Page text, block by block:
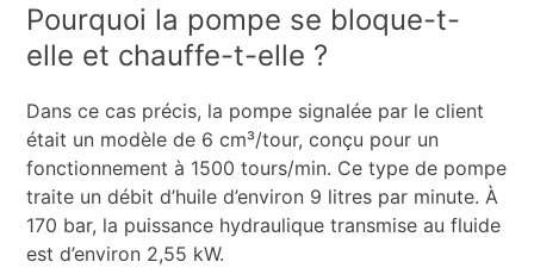
Pourquoi la pompe se bloque-t-
elle et chauffe-t-elle ?
Dans ce cas précis, la pompe signalée par le client
était un modèle de 6 cm³/tour, conçu pour un
fonctionnement à 1500 tours/min. Ce type de pompe
traite un débit d’huile d’environ 9 litres par minute. À
170 bar, la puissance hydraulique transmise au fluide
est d’environ 2,55 kW.